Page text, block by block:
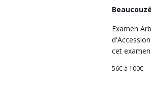
Beaucouzé
Examen
cet examen.
56€ à 100€